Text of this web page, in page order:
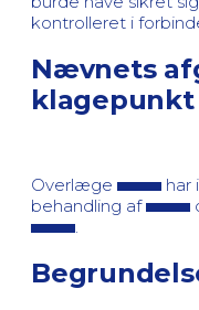
kontrolleret i
Nævnets
klagepunkt
Overlæge
har
behandling af